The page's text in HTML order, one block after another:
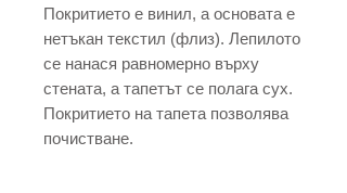
Покритието е винил, а основата е
нетъкан текстил (флиз). Лепилото
се нанася равномерно върху
стената, а тапетът се полага сух.
Покритието на тапета позволява
почистване.